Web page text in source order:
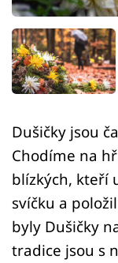
Sledujte nás
Dušičky jsou
Chodíme na
blízkých, kteří
svíčku a
byly Dušičky
tradice jsou s